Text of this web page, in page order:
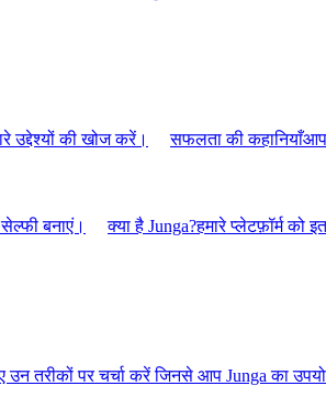
उद्देश्यों की खोज करें। सफलता की कहानियाँआप
बनाएं। क्या है Junga?हमारे प्लेटफ़ॉर्म को
उन तरीकों पर चर्चा करें जिनसे आप Junga का